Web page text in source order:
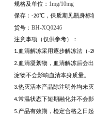
规格及单位： 1mg/10mg
保存： -20℃ ，保质期见瓶身标
货号： BH-XQ0246
注意事项（仅供参考）：
1.血清解冻采用逐步解冻法（-
2.血清凝絮物，血清解冻后会
淀物不会影响血清本身质量。
3.热灭活本产品除注明外均未
4.常温状态下短期融化并不会
5.产品有效期，检定合格之日